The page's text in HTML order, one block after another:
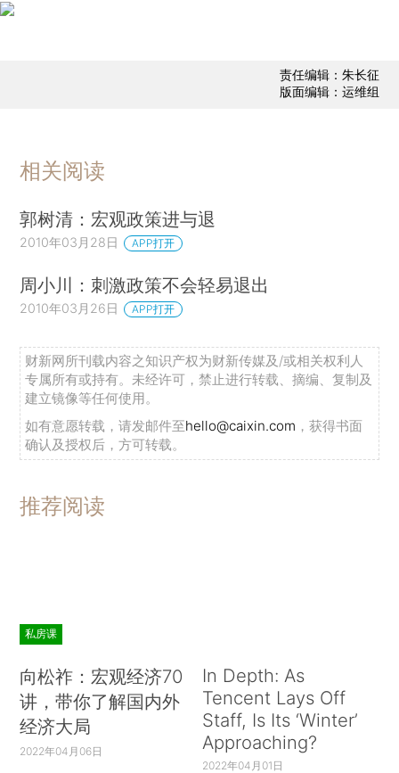
责任编辑：朱长征
版面编辑：运维组
相关阅读
郭树清：宏观政策进与退
2010年03月28日 APP打开
周小川：刺激政策不会轻易退出
2010年03月26日 APP打开
财新网所刊载内容之知识产权为财新传媒及/或相关权利人
专属所有或持有。未经许可，禁止进行转载、摘编、复制及
建立镜像等任何使用。
如有意愿转载，请发邮件至hello@caixin.com ，获得书面
确认及授权后，方可转载。
推荐阅读
私房课
向松祚：宏观经济70
讲，带你了解国内外
经济大局
2022年04月06日
In Depth: As
Tencent Lays Off
Staff, Is Its ‘Winter’
Approaching?
2022年04月01日